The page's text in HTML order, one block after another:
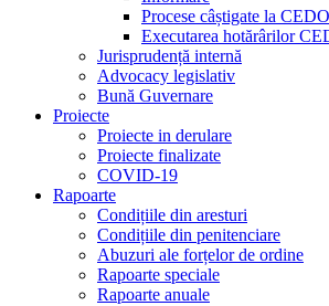
Procese câștigate la CEDO
Executarea hotărârilor
Jurisprudență internă
Advocacy legislativ
Bună Guvernare
Proiecte
Proiecte in derulare
Proiecte finalizate
COVID-19
Rapoarte
Condițiile din aresturi
Condițiile din penitenciare
Abuzuri ale forțelor de ordine
Rapoarte speciale
Rapoarte anuale